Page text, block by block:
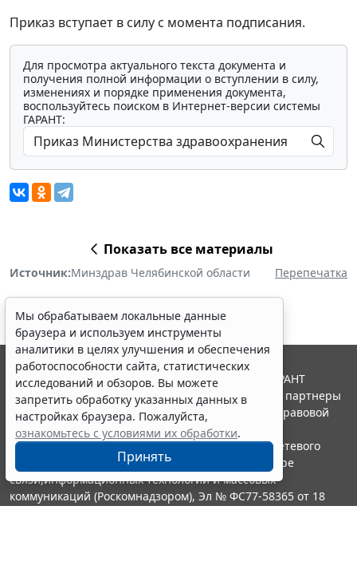
Приказ вступает в силу с момента подписания.
Для просмотра актуального текста документа и
получения полной информации о вступлении в силу,
изменениях и порядке применения документа,
воспользуйтесь поиском в Интернет-версии системы
ГАРАНТ:
Показать все материалы
Источник:Минздрав Челябинской области Перепечатка
Мы обрабатываем локальные данные
браузера и используем инструменты
аналитики в целях улучшения и обеспечения
работоспособности сайта, статистических
исследований и обзоров. Вы можете
запретить обработку указанных данных в
настройках браузера. Пожалуйста,
ознакомьтесь с условиями их обработки.
Принять
© ООО "НПП "ГАРАНТ-СЕРВИС", 2026. Система ГАРАНТ
выпускается с 1990 года. Компания "Гарант" и ее партнеры
являются участниками Российской ассоциации правовой
информации ГАРАНТ.
Портал ГАРАНТ.РУ зарегистрирован в качестве сетевого
издания Федеральной службой по надзору в сфере
связи,информационных технологий и массовых
коммуникаций (Роскомнадзором), Эл № ФС77-58365 от 18